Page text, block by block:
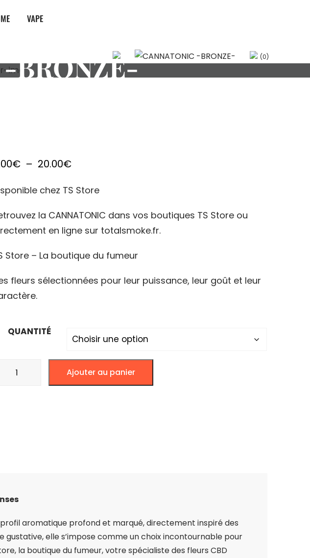
VAPE
(0)
BRONZE-
€ – 20.00€Plage
prix :
5.00€
à
20.00€
chez TS Store
la CANNATONIC dans vos boutiques TS Store ou
en ligne sur totalsmoke.fr.
Store – La boutique du fumeur
fleurs sélectionnées pour leur puissance, leur goût et leur
QUANTITÉ
Ajouter au panier
aromatique profond et marqué, directement inspiré des
elle s’impose comme un choix incontournable pour
la boutique du fumeur, votre spécialiste des fleurs CBD